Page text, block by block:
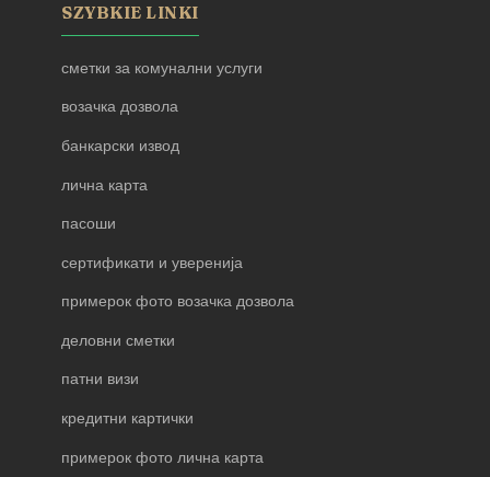
SZYBKIE LINKI
сметки за комунални услуги
возачка дозвола
банкарски извод
лична карта
пасоши
сертификати и уверенија
примерок фото возачка дозвола
деловни сметки
патни визи
кредитни картички
примерок фото лична карта